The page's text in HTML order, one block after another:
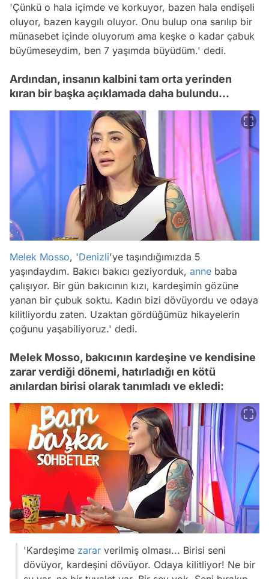
'Çünkü o hala içimde ve korkuyor, bazen hala endişeli
oluyor, bazen kaygılı oluyor. Onu bulup ona sarılıp bir
münasebet içinde oluyorum ama keşke o kadar çabuk
büyümeseydim, ben 7 yaşımda büyüdüm.' dedi.
Ardından, insanın kalbini tam orta yerinden
kıran bir başka açıklamada daha bulundu...
Melek Mosso, 'Denizli'ye taşındığımızda 5
yaşındaydım. Bakıcı bakıcı geziyorduk, anne baba
çalışıyor. Bir gün bakıcının kızı, kardeşimin gözüne
yanan bir çubuk soktu. Kadın bizi dövüyordu ve odaya
kilitliyordu zaten. Uzaktan gördüğümüz hikayelerin
çoğunu yaşabiliyoruz.' dedi.
Melek Mosso, bakıcının kardeşine ve kendisine
zarar verdiği dönemi, hatırladığı en kötü
anılardan birisi olarak tanımladı ve ekledi:
'Kardeşime zarar verilmiş olması... Birisi seni
dövüyor, kardeşini dövüyor. Odaya kilitliyor! Ne bir